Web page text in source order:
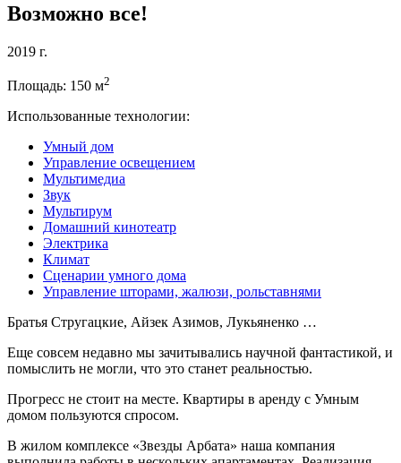
Возможно все!
2019 г.
Площадь: 150 м2
Использованные технологии:
Умный дом
Управление освещением
Мультимедиа
Звук
Мультирум
Домашний кинотеатр
Электрика
Климат
Сценарии умного дома
Управление шторами, жалюзи, рольставнями
Братья Стругацкие, Айзек Азимов, Лукьяненко …
Еще совсем недавно мы зачитывались научной фантастикой, и
помыслить не могли, что это станет реальностью.
Прогресс не стоит на месте. Квартиры в аренду с Умным
домом пользуются спросом.
В жилом комплексе «Звезды Арбата» наша компания